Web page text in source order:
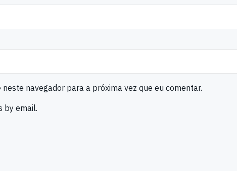
navegador para a próxima vez que eu comentar.
by email.